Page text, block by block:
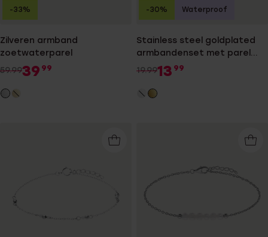
Zilveren armband
zoetwaterparel
59.9939 99
-33%
Stainless steel goldplated
armbandenset met parel
voor dames
19.9913 99
-30% Waterproof